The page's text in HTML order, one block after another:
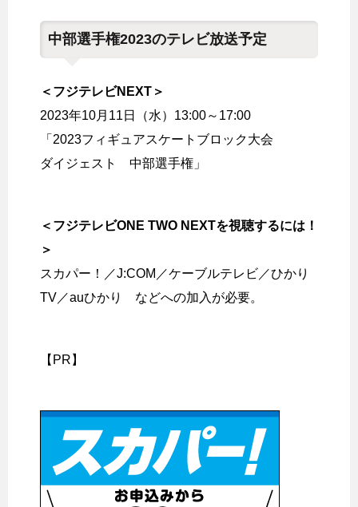
中部選手権2023のテレビ放送予定
＜フジテレビNEXT＞
2023年10月11日（水）13:00～17:00
「2023フィギュアスケートブロック大会
ダイジェスト 中部選手権」
＜フジテレビONE TWO NEXTを視聴するには！
＞
スカパー！／J:COM／ケーブルテレビ／ひかり
TV／auひかり などへの加入が必要。
【PR】